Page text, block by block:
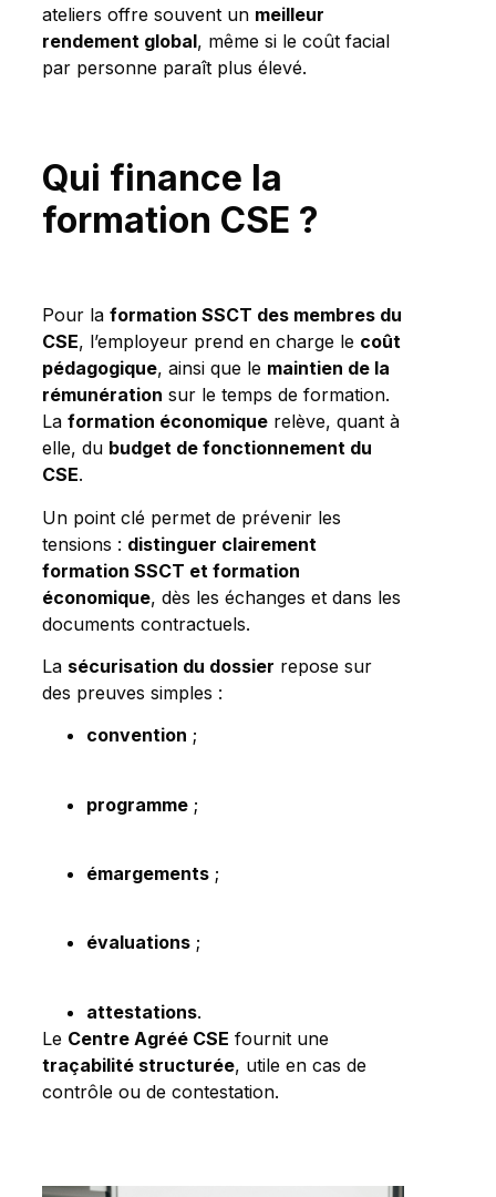
ateliers offre souvent un meilleur
rendement global, même si le coût facial
par personne paraît plus élevé.
Qui finance la
formation CSE ?
Pour laformation SSCT des membres du
CSE, l’employeur prend en charge le coût
pédagogique, ainsi que le maintien de la
rémunération sur le temps de formation.
Laformation économique relève, quant à
elle, du budget de fonctionnement du
CSE.
Un point clé permet de prévenir les
tensions : distinguer clairement
formation SSCT et formation
économique, dès les échanges et dans les
documents contractuels.
La sécurisation du dossier repose sur
des preuves simples :
convention ;
programme ;
émargements ;
évaluations ;
attestations.
Le Centre Agréé CSE fournit une
traçabilité structurée, utile en cas de
contrôle ou de contestation.